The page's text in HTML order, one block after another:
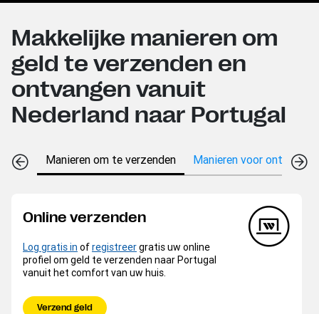
Makkelijke manieren om
geld te verzenden en
ontvangen vanuit
Nederland naar Portugal
Manieren om te verzenden Manieren voor ontvangen
Online verzenden
Log gratis in ofregistreergratis uw online
profiel om geld te verzenden naar Portugal
vanuit het comfort van uw huis.
Verzend geld